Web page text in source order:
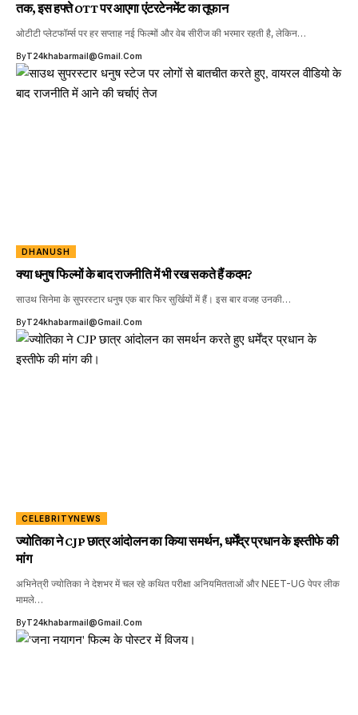
तक, इस हफ्ते OTT पर आएगा एंटरटेनमेंट का तूफान
ओटीटी प्लेटफॉर्म्स पर हर सप्ताह नई फिल्मों और वेब सीरीज की भरमार रहती है, लेकिन…
ByT24khabarmail@gmail.com
DHANUSH
क्या धनुष फिल्मों के बाद राजनीति में भी रख सकते हैं कदम?
साउथ सिनेमा के सुपरस्टार धनुष एक बार फिर सुर्खियों में हैं। इस बार वजह उनकी…
ByT24khabarmail@gmail.com
CELEBRITYNEWS
ज्योतिका ने CJP छात्र आंदोलन का किया समर्थन, धर्मेंद्र प्रधान के इस्तीफे की
मांग
अभिनेत्री ज्योतिका ने देशभर में चल रहे कथित परीक्षा अनियमितताओं और NEET-UG पेपर लीक
मामले…
ByT24khabarmail@gmail.com